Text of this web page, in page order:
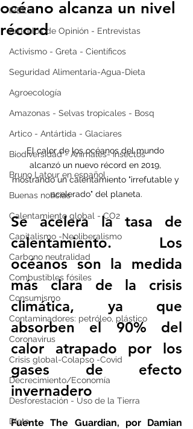
IPBES
Artículos de Opinión - Entrevistas
Activismo - Greta - Científicos
Seguridad Alimentaria-Agua-Dieta
Agroecología
Amazonas - Selvas tropicales - Bosq
Artico - Antártida - Glaciares
Biodiversidad - Animales- Insectos
Bruno Latour en español
Buenas noticias
Calentamiento global - CO2
Capitalismo -Neoliberalismo
Carbono neutralidad
Combustibles fósiles
Consumismo
Contaminadores: petróleo, plástico
Coronavirus
Crisis global-Colapso -Covid
Decrecimiento/Economía
Desforestación - Uso de la Tierra
Dieta
océano alcanza un nivel
récord
El calor de los océanos del mundo
alcanzó un nuevo récord en 2019,
mostrando un calentamiento "irrefutable y
acelerado" del planeta.
Se acelera la tasa de
calentamiento. Los
océanos son la medida
más clara de la crisis
climática, ya que
absorben el 90% del
calor atrapado por los
gases de efecto
invernadero
Fuente The Guardian, por Damian